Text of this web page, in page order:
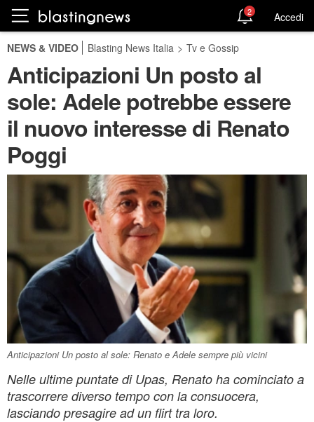
2 Accedi
NEWS & VIDEO Blasting News Italia > Tv e Gossip
Anticipazioni Un posto al
sole: Adele potrebbe essere
il nuovo interesse di Renato
Poggi
Anticipazioni Un posto al sole: Renato e Adele sempre più vicini
Nelle ultime puntate di Upas, Renato ha cominciato a
trascorrere diverso tempo con la consuocera,
lasciando presagire ad un flirt tra loro.